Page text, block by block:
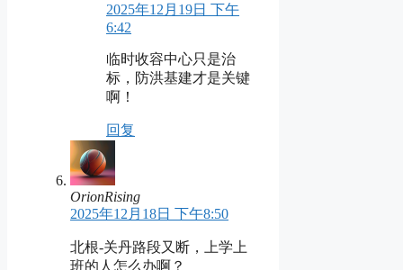
2025年12月19日 下午
6:42
临时收容中心只是治
标，防洪基建才是关键
啊！
回复
OrionRising
2025年12月18日 下午8:50
北根-关丹路段又断，上学上
班的人怎么办啊？